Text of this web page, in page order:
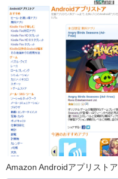
Amazon Androidアプリストア